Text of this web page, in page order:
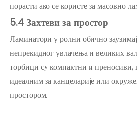
порасти ако се користе за масовно
5.4 Захтеви за простор
Ламинатори у ролни обично
непрекидног увлачења и великих
торбици су компактни и
идеалним за канцеларије или
простором.